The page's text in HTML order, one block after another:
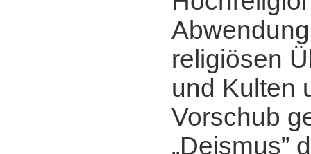
religiösen
und Kulten
Vorschub
„Deismus”